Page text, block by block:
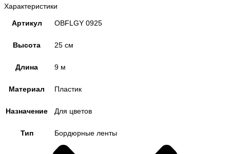
Характеристики
Артикул OBFLGY 0925
Высота 25 см
Длина 9 м
Материал Пластик
Назначение Для цветов
Тип Бордюрные ленты